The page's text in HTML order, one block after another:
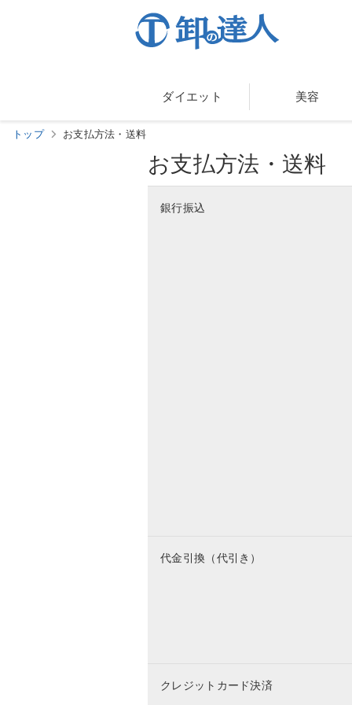
ダイエット 美容
トップ お支払方法・送料
お支払方法・送料
銀行振込
代金引換（代引き）
クレジットカード決済